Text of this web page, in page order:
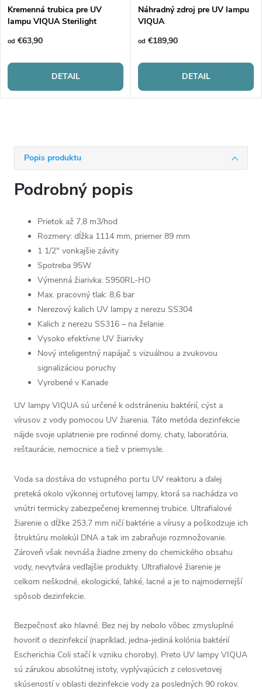
Popis produktu
Podrobný popis
Prietok až 7,8 m3/hod
Rozmery: dĺžka 1114 mm, priemer 89 mm
1 1/2" vonkajšie závity
Spotreba 95W
Výmenná žiarivka: S950RL-HO
Max. pracovný tlak: 8,6 bar
Nerezový kalich UV lampy z nerezu SS304
Kalich z nerezu SS316 – na želanie
Vysoko efektívne UV žiarivky
Nový inteligentný napájač s vizuálnou a zvukovou
signalizáciou poruchy
Vyrobené v Kanade
UV lampy VIQUA sú určené k odstráneniu baktérií, cýst a
vírusov z vody pomocou UV žiarenia. Táto metóda dezinfekcie
nájde svoje uplatnenie pre rodinné domy, chaty, laboratória,
reštaurácie, nemocnice a tiež v priemysle.
Voda sa dostáva do vstupného portu UV reaktoru a ďalej
preteká okolo výkonnej ortuťovej lampy, ktorá sa nachádza vo
vnútri termicky zabezpečenej kremennej trubice. Ultrafialové
žiarenie o dĺžke 253,7 mm ničí baktérie a vírusy a poškodzuje ich
štruktúru molekúl DNA a tak im zabraňuje rozmnožovanie.
Zároveň však nevnáša žiadne zmeny do chemického obsahu
vody, nevytvára vedľajšie produkty. Ultrafialové žiarenie je
celkom neškodné, ekologické, ľahké, lacné a je to najmodernejší
spôsob dezinfekcie.
Bezpečnosť ako hlavné. Bez nej by nebolo vôbec zmysluplné
hovoriť o dezinfekcií (napríklad, jedna-jediná kolónia baktérií
Escherichia Coli stačí k vzniku choroby). Preto UV lampy VIQUA
sú zárukou absolútnej istoty, vyplývajúcich z celosvetovej
skúseností v oblasti dezinfekcie vody za posledných 90 rokov.
Kremenná trubica pre UV
lampu VIQUA Sterilight
od €63,90
DETAIL
Náhradný zdroj pre UV lampu
VIQUA
od €189,90
DETAIL